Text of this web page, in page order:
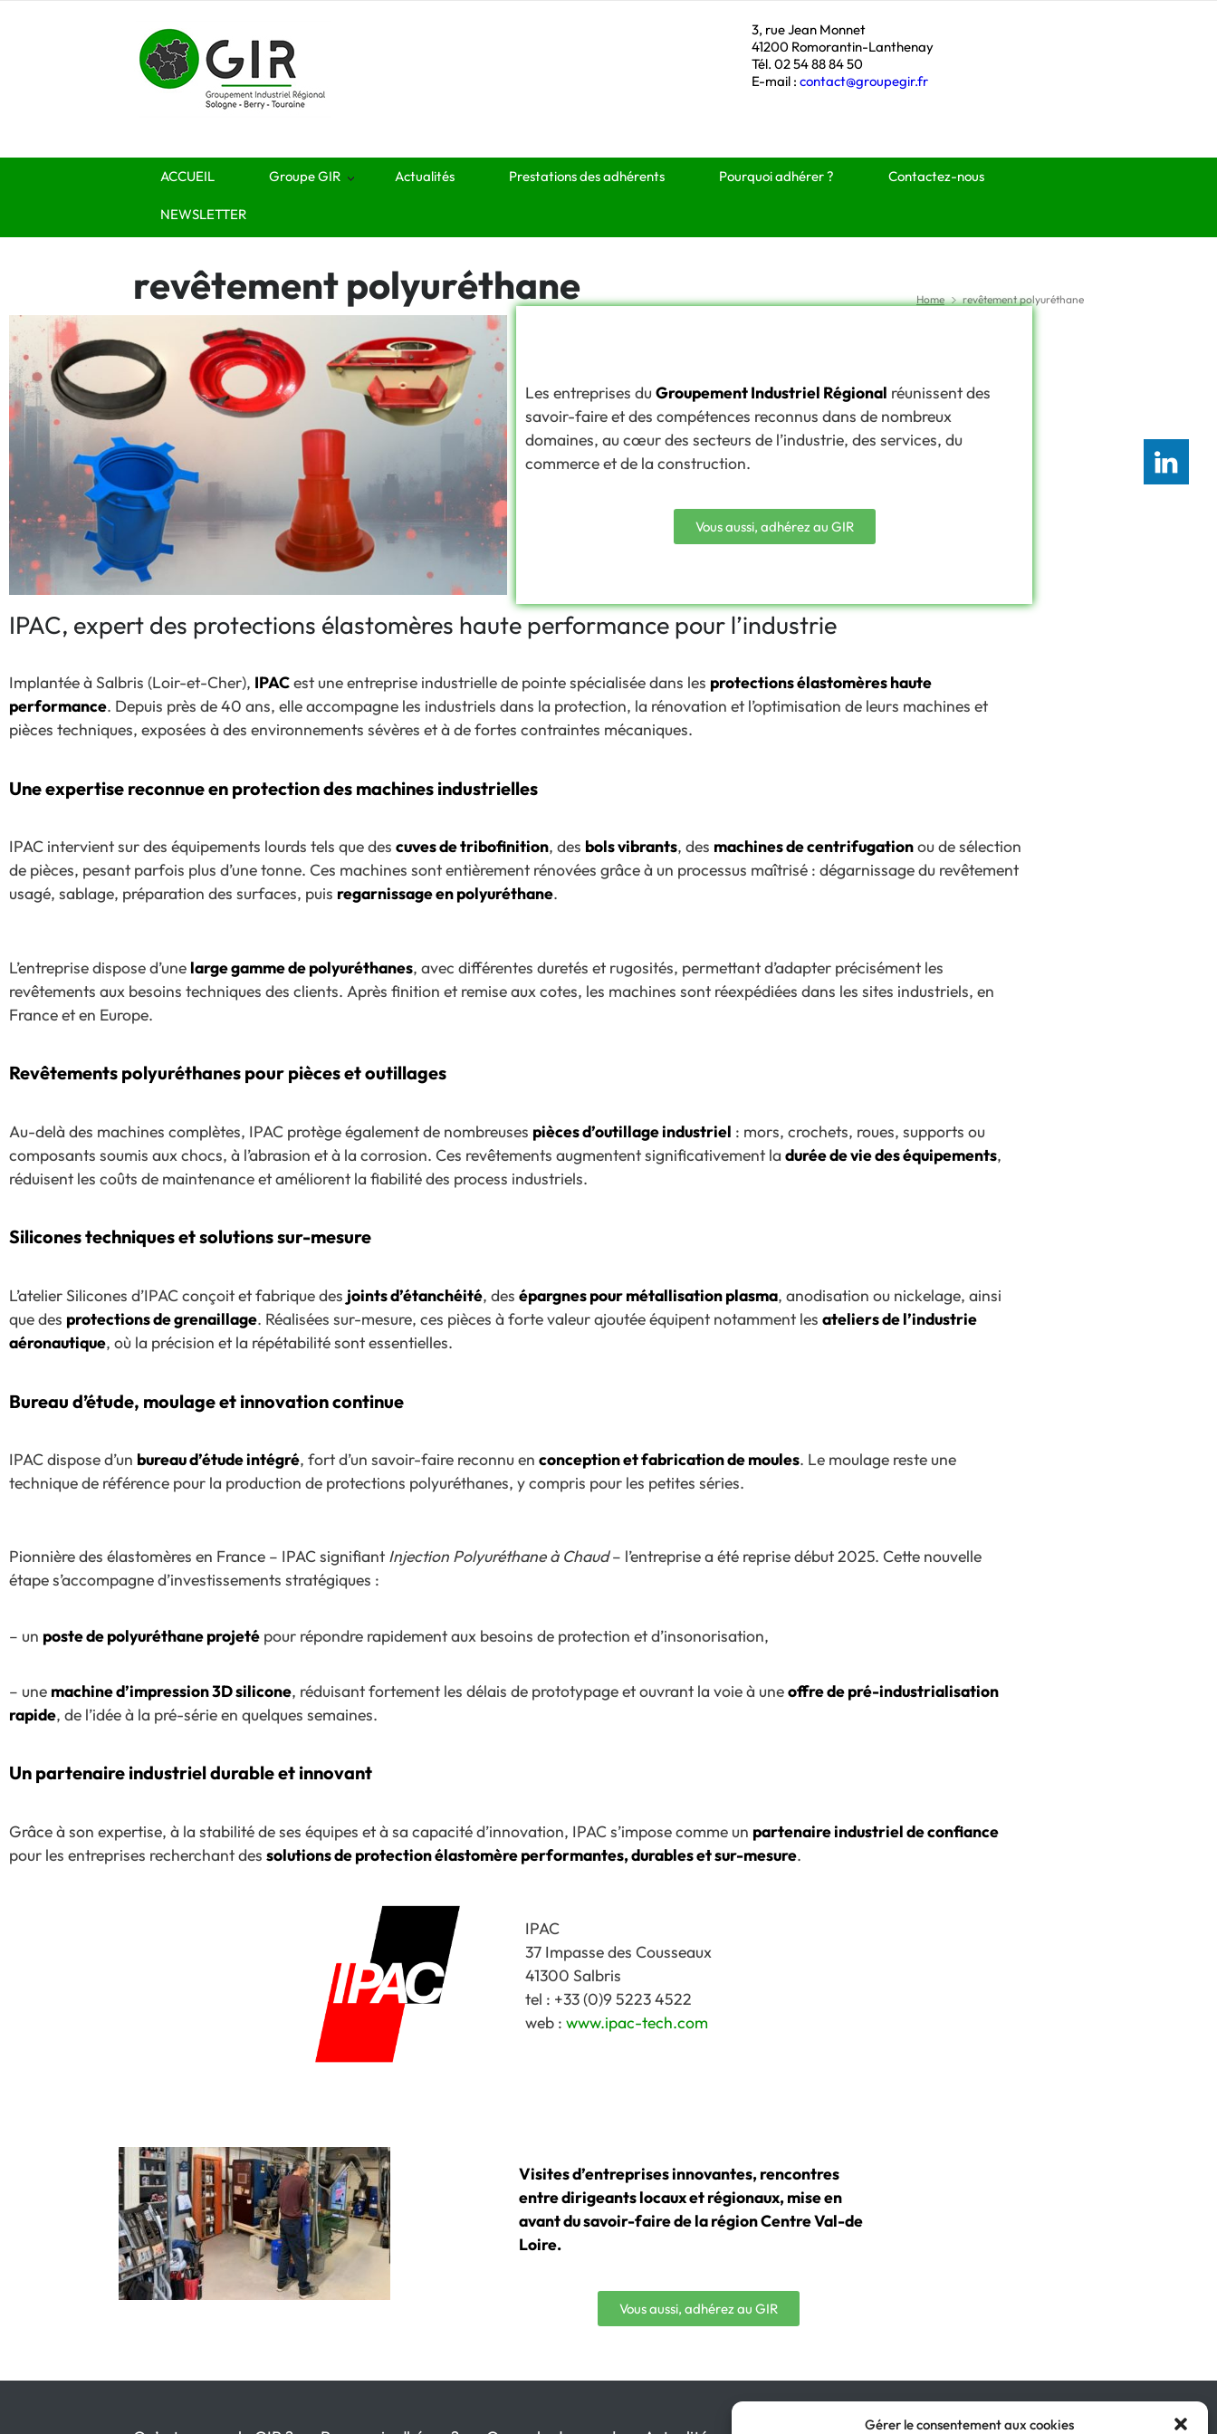
Gérer le consentement aux cookies
3, rue Jean Monnet
41200 Romorantin-Lanthenay
Tél. 02 54 88 84 50
E-mail : contact@groupegir.fr
ACCUEIL Groupe GIR Actualités Prestations des adhérents Pourquoi adhérer ? Contactez-nous
NEWSLETTER
revêtement polyuréthane Home revêtement polyuréthane
Les entreprises du Groupement Industriel Régional réunissent des
savoir-faire et des compétences reconnus dans de nombreux
domaines, au cœur des secteurs de l’industrie, des services, du
commerce et de la construction.
Vous aussi, adhérez au GIR
IPAC, expert des protections élastomères haute performance pour l’industrie
Implantée à Salbris (Loir-et-Cher), IPACest une entreprise industrielle de pointe spécialisée dans les protections élastomères haute
performance. Depuis près de 40 ans, elle accompagne les industriels dans la protection, la rénovation et l’optimisation de leurs machines et
pièces techniques, exposées à des environnements sévères et à de fortes contraintes mécaniques.
Une expertise reconnue en protection des machines industrielles
IPAC intervient sur des équipements lourds tels que des cuves de tribofinition, des bols vibrants, des machines de centrifugationou de sélection
de pièces, pesant parfois plus d’une tonne. Ces machines sont entièrement rénovées grâce à un processus maîtrisé : dégarnissage du revêtement
usagé, sablage, préparation des surfaces, puis regarnissage en polyuréthane.
L’entreprise dispose d’une large gamme de polyuréthanes, avec différentes duretés et rugosités, permettant d’adapter précisément les
revêtements aux besoins techniques des clients. Après finition et remise aux cotes, les machines sont réexpédiées dans les sites industriels, en
France et en Europe.
Revêtements polyuréthanes pour pièces et outillages
Au-delà des machines complètes, IPAC protège également de nombreuses pièces d’outillage industriel : mors, crochets, roues, supports ou
composants soumis aux chocs, à l’abrasion et à la corrosion. Ces revêtements augmentent significativement la durée de vie des équipements,
réduisent les coûts de maintenance et améliorent la fiabilité des process industriels.
Silicones techniques et solutions sur-mesure
L’atelier Silicones d’IPAC conçoit et fabrique des joints d’étanchéité, des épargnes pour métallisation plasma, anodisation ou nickelage, ainsi
que des protections de grenaillage. Réalisées sur-mesure, ces pièces à forte valeur ajoutée équipent notamment les ateliers de l’industrie
aéronautique, où la précision et la répétabilité sont essentielles.
Bureau d’étude, moulage et innovation continue
IPAC dispose d’un bureau d’étude intégré, fort d’un savoir-faire reconnu en conception et fabrication de moules. Le moulage reste une
technique de référence pour la production de protections polyuréthanes, y compris pour les petites séries.
Pionnière des élastomères en France – IPAC signifiant Injection Polyuréthane à Chaud– l’entreprise a été reprise début 2025. Cette nouvelle
étape s’accompagne d’investissements stratégiques :
– un poste de polyuréthane projeté pour répondre rapidement aux besoins de protection et d’insonorisation,
– une machine d’impression 3D silicone, réduisant fortement les délais de prototypage et ouvrant la voie à uneoffre de pré-industrialisation
rapide, de l’idée à la pré-série en quelques semaines.
Un partenaire industriel durable et innovant
Grâce à son expertise, à la stabilité de ses équipes et à sa capacité d’innovation, IPAC s’impose comme un partenaire industriel de confiance
pour les entreprises recherchant des solutions de protection élastomère performantes, durables et sur-mesure.
IPAC
37 Impasse des Cousseaux
41300 Salbris
tel : +33 (0)9 5223 4522
web : www.ipac-tech.com
Visites d’entreprises innovantes, rencontres
entre dirigeants locaux et régionaux, mise en
avant du savoir-faire de la région Centre Val-de
Loire.
Vous aussi, adhérez au GIR